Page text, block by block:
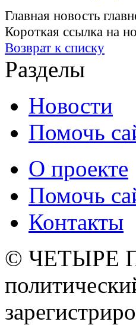
Главная новость
Короткая ссылка на
Возврат к списку
Разделы
Новости
Помочь
О проекте
Помочь
Контакты
© ЧЕТЫРЕ